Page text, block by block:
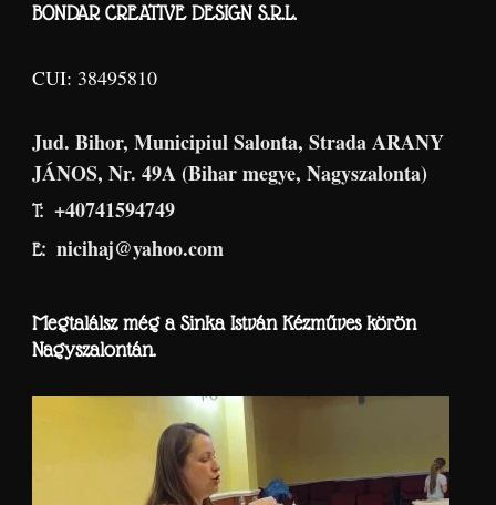
BONDAR CREATIVE DESIGN S.R.L.
CUI: 38495810
Jud. Bihor, Municipiul Salonta, Strada ARANY
JÁNOS, Nr. 49A (Bihar megye, Nagyszalonta)
T: +40741594749
E: nicihaj@yahoo.com
Megtalálsz még a Sinka István Kézműves körön
Nagyszalontán.